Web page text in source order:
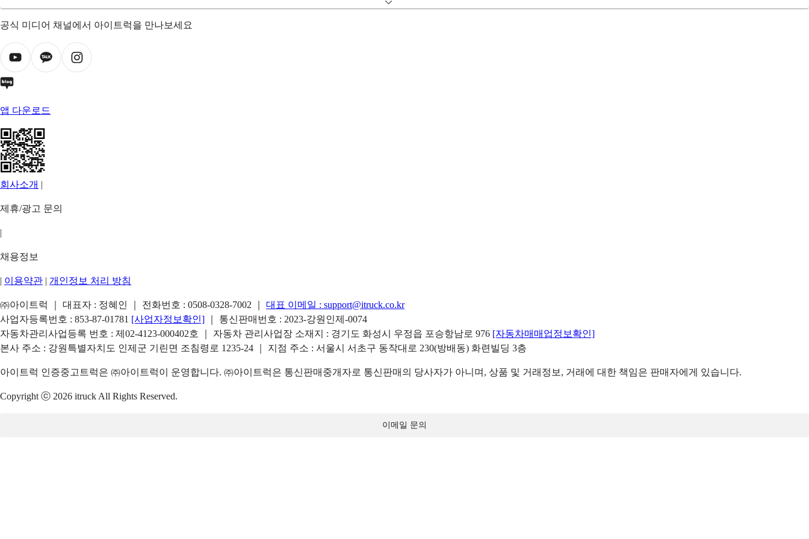
공식 미디어 채널에서 아이트럭을 만나보세요
앱 다운로드
회사소개 |
제휴/광고 문의
|
채용정보
| 이용약관 | 개인정보 처리 방침
㈜아이트럭 ｜ 대표자 : 정혜인 ｜ 전화번호 : 0508-0328-7002 대표 이메일 : support@itruck.co.kr
사업자등록번호 : 853-87-01781 [사업자정보확인]
｜ 통신판매번호 : 2023-강원인제-0074
자동차관리사업등록 번호 : 제02-4123-000402호 ｜ 자동차 관리사업장 소재지 : 경기도 화성시 우정읍 포승항남로 976 [자동차매매업정보확인]
본사 주소 : 강원특별자치도 인제군 기린면 조침령로 1235-24 ｜ 지점 주소 : 서울시 서초구 동작대로 230(방배동) 화련빌딩 3층
아이트럭 인증중고트럭은 ㈜아이트럭이 운영합니다. ㈜아이트럭은 통신판매중개자로 통신판매의 당사자가 아니며, 상품 및 거래정보, 거래에 대한 책임은 판매자에게 있습니다.
Copyright ⓒ 2026 itruck All Rights Reserved.
이메일 문의